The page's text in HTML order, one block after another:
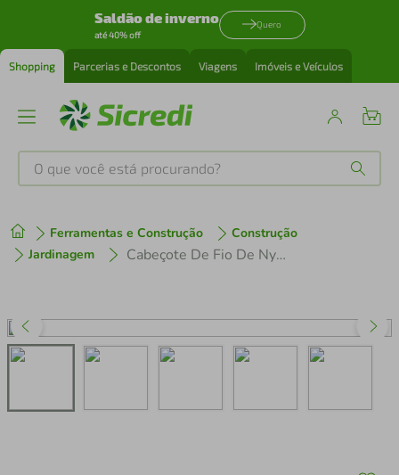
Saldão de inverno
até 40% off
Quero
Shopping Parcerias e Descontos Viagens Imóveis e Veículos
O que você está procurando?
Ferramentas e Construção
Construção
Jardinagem
Cabeçote De Fio De Nylon T35x M10 Semi-Automático
1º tenis
3º perfume